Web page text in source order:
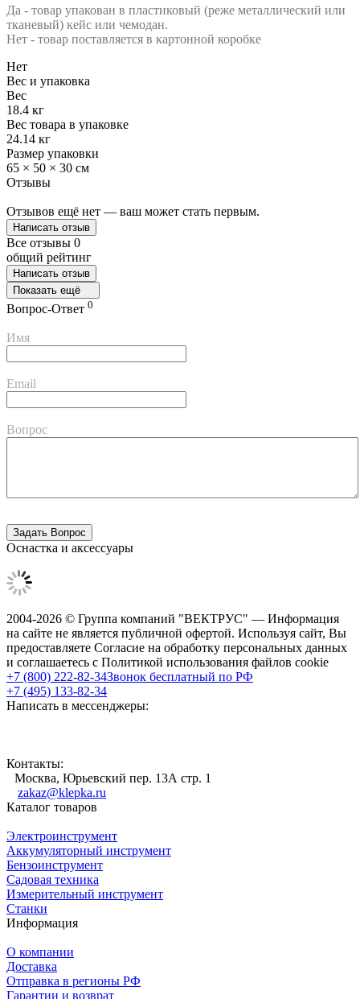
Да - товар упакован в пластиковый (реже металлический или
тканевый) кейс или чемодан.
Нет - товар поставляется в картонной коробке
Нет
Вес и упаковка
Вес
18.4 кг
Вес товара в упаковке
24.14 кг
Размер упаковки
65 × 50 × 30 см
Отзывы
Отзывов ещё нет — ваш может стать первым.
Написать отзыв
Все отзывы 0
общий рейтинг
Написать отзыв
Показать ещё
Вопрос-Ответ 0
Имя
Email
Вопрос
Оснастка и аксессуары
2004-2026 © Группа компаний "ВЕКТРУС" — Информация
на сайте не является публичной офертой. Используя сайт, Вы
предоставляете Согласие на обработку персональных данных
и соглашаетесь с Политикой использования файлов cookie
+7 (800) 222-82-34Звонок бесплатный по РФ
+7 (495) 133-82-34
Написать в мессенджеры:
Контакты:
Москва, Юрьевский пер. 13А стр. 1
zakaz@klepka.ru
Каталог товаров
Электроинструмент
Аккумуляторный инструмент
Бензоинструмент
Садовая техника
Измерительный инструмент
Станки
Информация
О компании
Доставка
Отправка в регионы РФ
Гарантии и возврат